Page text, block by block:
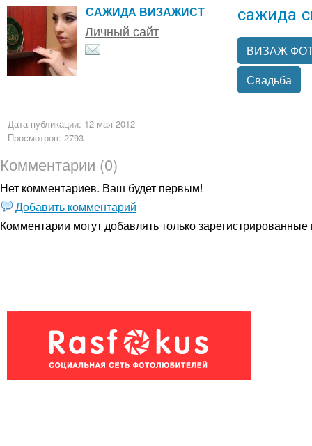
САЖИДА ВИЗАЖИСТ
Личный сайт
сажида
ВИЗАЖ
Свадьба
Дата публикации: 12 мая 2012
Просмотров: 2793
Комментарии (0)
Нет комментариев. Ваш будет первым!
Добавить комментарий
Комментарии могут добавлять толькозарегистрированные